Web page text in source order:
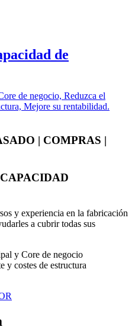
de
de negocio, Reduzca el
Mejore su rentabilidad.
| COMPRAS |
y experiencia en la fabricación
a cubrir todas sus
y Core de negocio
y costes de estructura